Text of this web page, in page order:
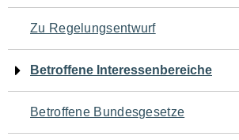
den
Seiteninhalt
Zu Regelungsentwurf
Betroffene Interessenbereiche
Betroffene Bundesgesetze